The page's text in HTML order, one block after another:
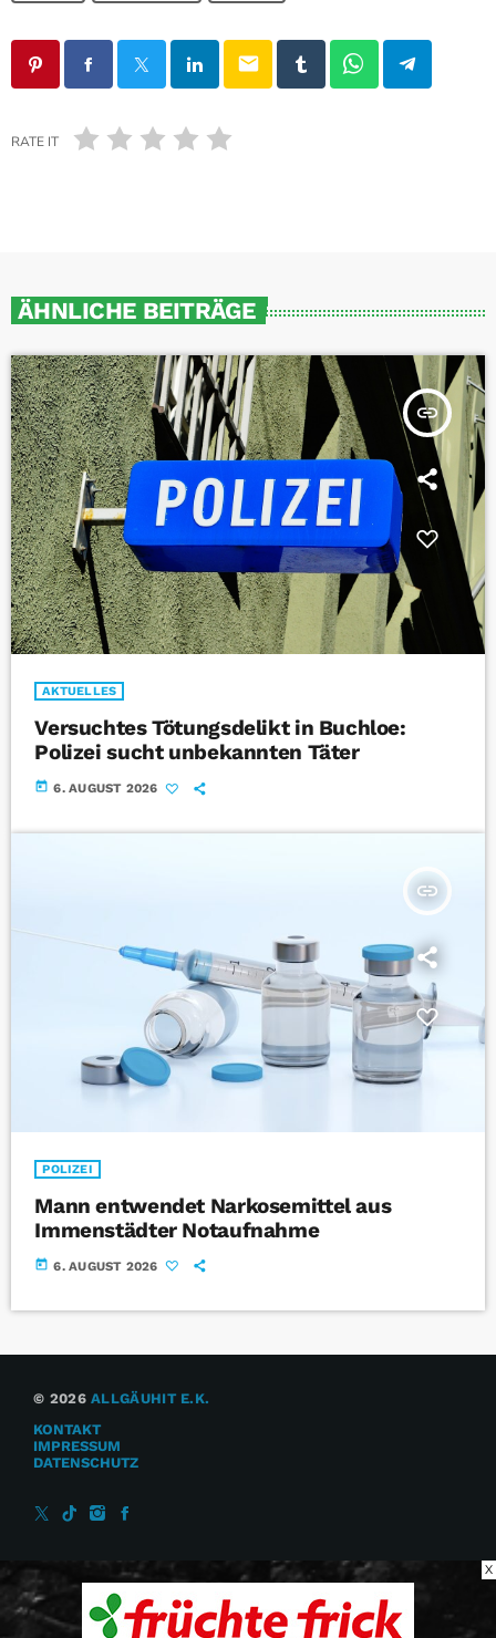
email
RATE IT
ÄHNLICHE BEITRÄGE
insert_link
AKTUELLES
Versuchtes Tötungsdelikt in Buchloe:
Polizei sucht unbekannten Täter
today 6. AUGUST 2026
insert_link
POLIZEI
Mann entwendet Narkosemittel aus
Immenstädter Notaufnahme
today 6. AUGUST 2026
© 2026ALLGÄUHIT E.K.
KONTAKT
IMPRESSUM
DATENSCHUTZ
X